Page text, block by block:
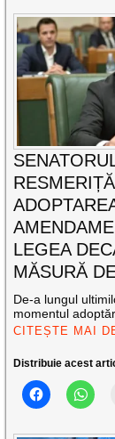
LEGEA
MĂSURĂ
De-a lungul
momentul
CITEȘTE MAI
Distribuie acest